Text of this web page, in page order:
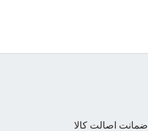
ضمانت اصالت کالا